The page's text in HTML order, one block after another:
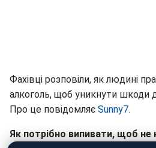
Фахівці розповіли, як людині
алкоголь, щоб уникнути шкоди
Про це повідомляє Sunny7.
Як потрібно випивати, щоб не